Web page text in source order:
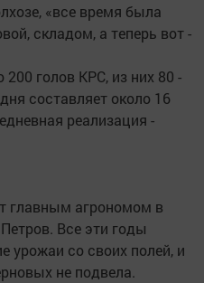
«все время была
складом, а теперь вот -
голов КРС, из них 80 -
составляет около 16
реализация -
главным агрономом в
Все эти годы
урожаи со своих полей, и
не подвела.